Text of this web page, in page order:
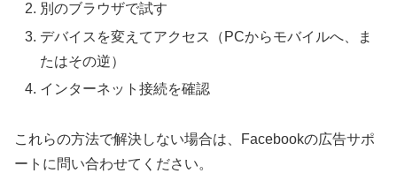
別のブラウザで試す
デバイスを変えてアクセス（PCからモバイルへ、ま
たはその逆）
インターネット接続を確認
これらの方法で解決しない場合は、Facebookの広告サポ
ートに問い合わせてください。